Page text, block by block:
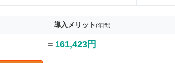
導入メリット(年間)
= 161,423円